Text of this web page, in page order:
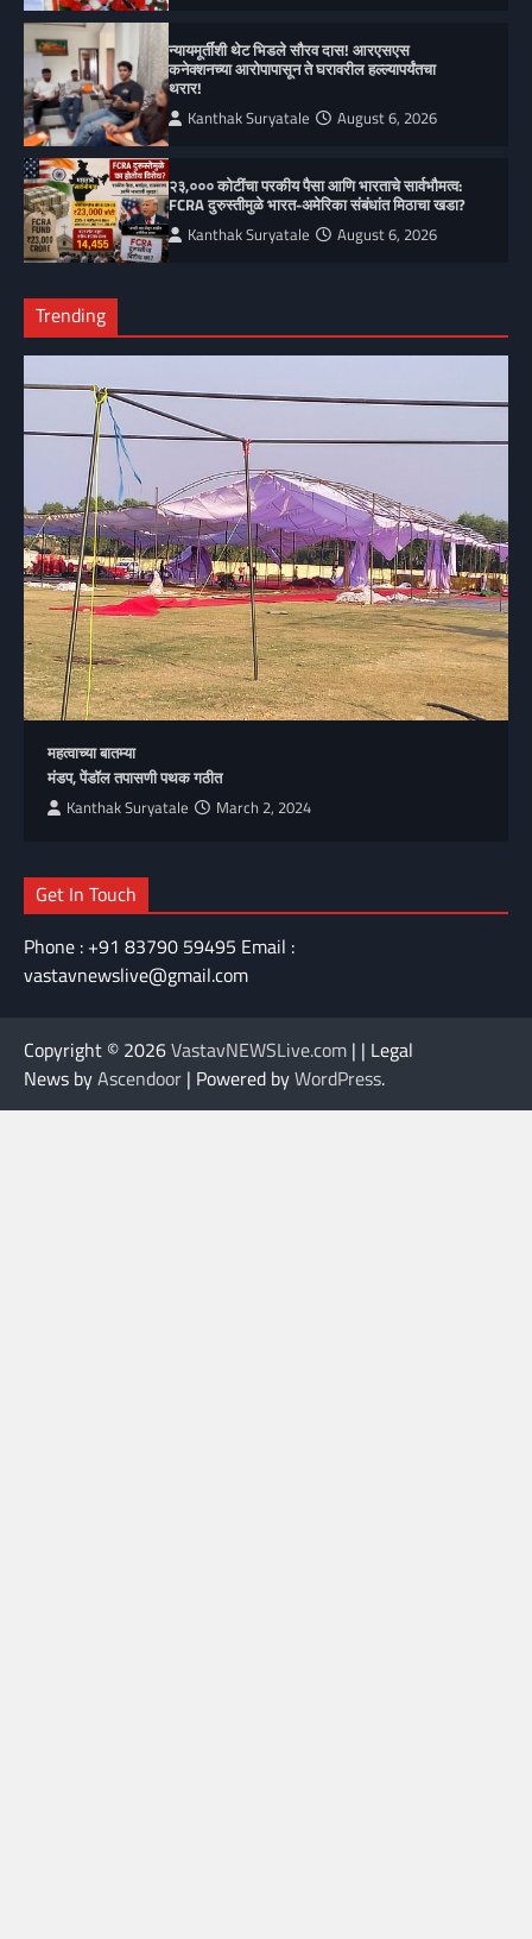
न्यायमूर्तींशी थेट भिडले सौरव दास! आरएसएस
कनेक्शनच्या आरोपापासून ते घरावरील हल्ल्यापर्यंतचा
थरार!
Kanthak Suryatale August 6, 2026
२३,००० कोटींचा परकीय पैसा आणि भारताचे सार्वभौमत्व:
FCRA दुरुस्तीमुळे भारत-अमेरिका संबंधांत मिठाचा खडा?
Kanthak Suryatale August 6, 2026
Trending
महत्वाच्या बातम्या
मंडप, पेंडॉल तपासणी पथक गठीत
Kanthak Suryatale March 2, 2024
Get In Touch
Phone : +91 83790 59495 Email :
vastavnewslive@gmail.com
Copyright © 2026VastavNEWSLive.com | | Legal
News byAscendoor | Powered byWordPress.